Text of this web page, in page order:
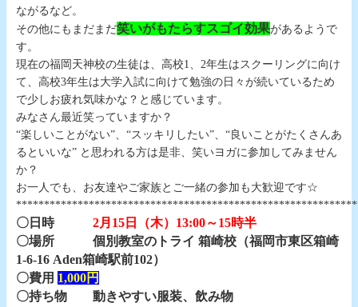
ながるなど。
その他にもまだまだ笑いがもたらすスゴイ効果があるようで
す。
現在の福岡天神校の生徒は、高校1、2年生はスクーリングに向け
て、高校3年生は大学入試に向けて勉強の日々が続いているため
で少しお疲れ気味かな？と感じています。
みなさん最近笑っていますか？
“楽しいことがない”、“スッキリしたい”、“良いことがたくさんあ
るといいな” と思われる方は是非、笑いヨガに参加してみません
か？
お一人でも、お友達やご家族とご一緒の参加も大歓迎です☆
〇日時 2月15日（木）13:00～15時半
〇場所 個別教室のトライ 箱崎校（福岡市東区箱崎
1-6-16 Aden箱崎駅前102）
〇費用 1,000円
〇持ち物 動きやすい服装、飲み物